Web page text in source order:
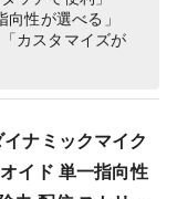
向性が選べる」
カスタマイズが
イナミックマイク
イド 単一指向性